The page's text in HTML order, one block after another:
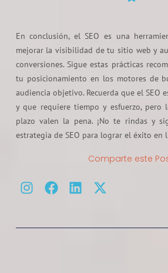
En conclusión, el SEO es una
mejorar la visibilidad de tu sitio web y
conversiones. Sigue estas prácticas
tu posicionamiento en los motores de
audiencia objetivo. Recuerda que el SEO
y que requiere tiempo y esfuerzo, pero
plazo valen la pena. ¡No te rindas y
estrategia de SEO para lograr el éxito en
Comparte este